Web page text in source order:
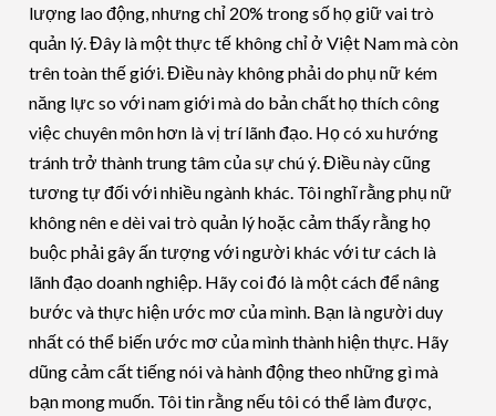
lượng lao động, nhưng chỉ 20% trong số họ giữ vai trò
quản lý. Đây là một thực tế không chỉ ở Việt Nam mà còn
trên toàn thế giới. Điều này không phải do phụ nữ kém
năng lực so với nam giới mà do bản chất họ thích công
việc chuyên môn hơn là vị trí lãnh đạo. Họ có xu hướng
tránh trở thành trung tâm của sự chú ý. Điều này cũng
tương tự đối với nhiều ngành khác. Tôi nghĩ rằng phụ nữ
không nên e dèi vai trò quản lý hoặc cảm thấy rằng họ
buộc phải gây ấn tượng với người khác với tư cách là
lãnh đạo doanh nghiệp. Hãy coi đó là một cách để nâng
bước và thực hiện ước mơ của mình. Bạn là người duy
nhất có thể biến ước mơ của mình thành hiện thực. Hãy
dũng cảm cất tiếng nói và hành động theo những gì mà
bạn mong muốn. Tôi tin rằng nếu tôi có thể làm được,